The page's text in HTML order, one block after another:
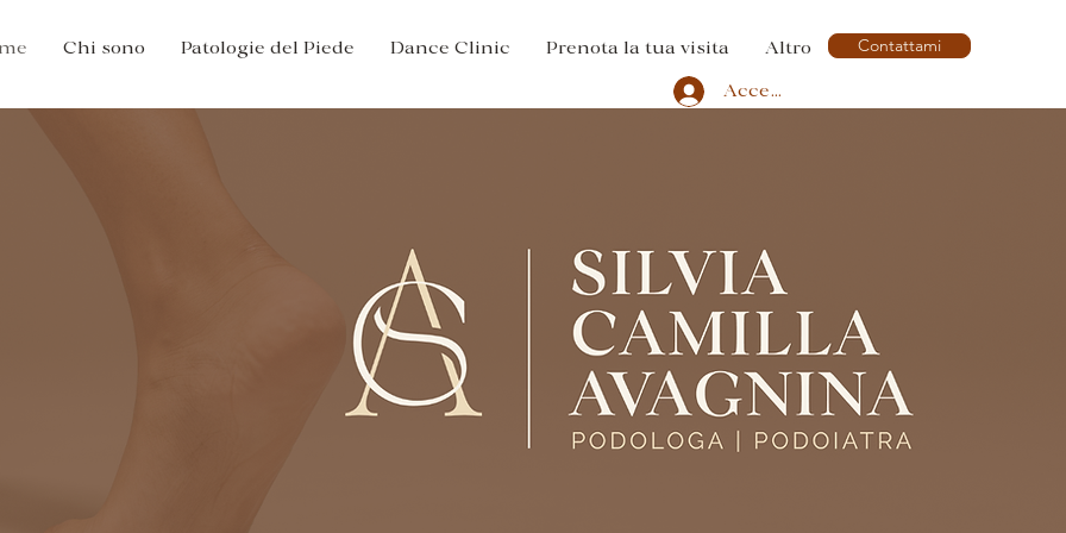
Contattami
Chi sono Patologie del Piede Dance Clinic Prenota la tua visita Altro
Accedi